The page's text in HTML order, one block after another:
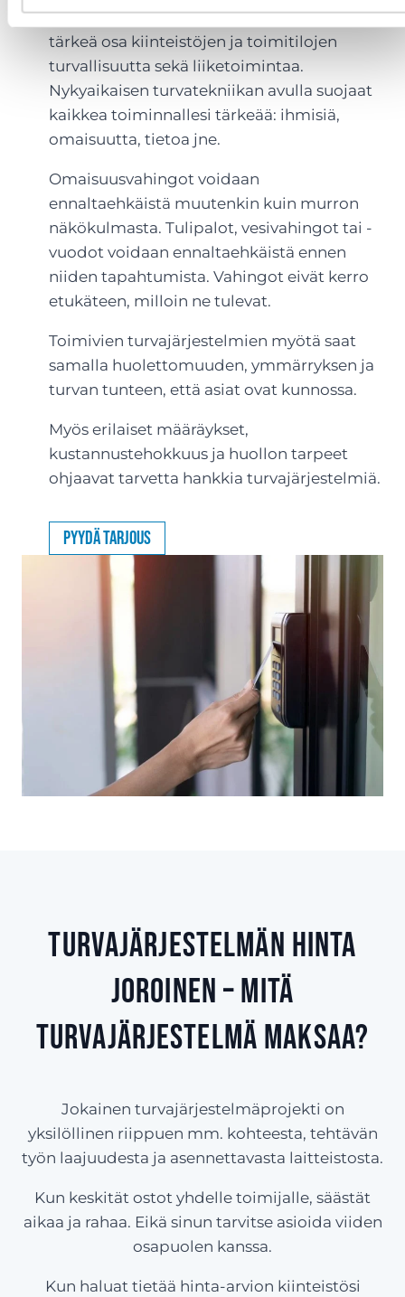
Erilaiset turvatekniikan järjestelmät ovat
tärkeä osa kiinteistöjen ja toimitilojen
turvallisuutta sekä liiketoimintaa.
Nykyaikaisen turvatekniikan avulla suojaat
kaikkea toiminnallesi tärkeää: ihmisiä,
omaisuutta, tietoa jne.
Omaisuusvahingot voidaan
ennaltaehkäistä muutenkin kuin murron
näkökulmasta. Tulipalot, vesivahingot tai -
vuodot voidaan ennaltaehkäistä ennen
niiden tapahtumista. Vahingot eivät kerro
etukäteen, milloin ne tulevat.
Toimivien turvajärjestelmien myötä saat
samalla huolettomuuden, ymmärryksen ja
turvan tunteen, että asiat ovat kunnossa.
Myös erilaiset määräykset,
kustannustehokkuus ja huollon tarpeet
ohjaavat tarvetta hankkia turvajärjestelmiä.
Pyydä tarjous
Turvajärjestelmän hinta
Joroinen – Mitä
turvajärjestelmä maksaa?
Jokainen turvajärjestelmäprojekti on
yksilöllinen riippuen mm. kohteesta, tehtävän
työn laajuudesta ja asennettavasta laitteistosta.
Kun keskität ostot yhdelle toimijalle, säästät
aikaa ja rahaa. Eikä sinun tarvitse asioida viiden
osapuolen kanssa.
Kun haluat tietää hinta-arvion kiinteistösi